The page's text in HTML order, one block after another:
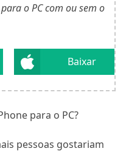
o PC com ou sem o
Baixar
para o PC?
pessoas gostariam